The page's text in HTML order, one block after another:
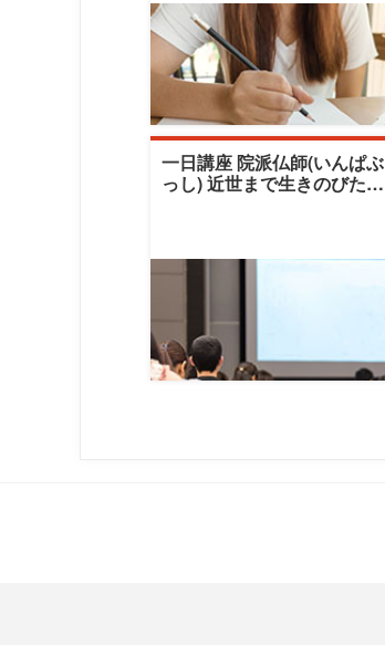
一日講座 院派仏師(いんぱぶ
っし) 近世まで生きのびたも